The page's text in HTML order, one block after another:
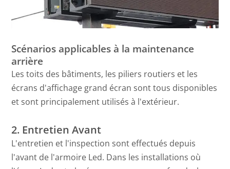
Scénarios applicables à la maintenance
arrière
Les toits des bâtiments, les piliers routiers et les
écrans d'affichage grand écran sont tous disponibles
et sont principalement utilisés à l'extérieur.
2. Entretien Avant
L'entretien et l'inspection sont effectués depuis
l'avant de l'armoire Led. Dans les installations où